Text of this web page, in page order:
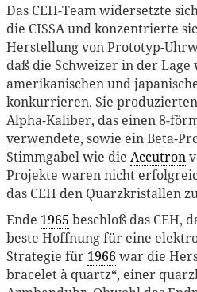
Das CEH-Team widersetzte
die CISSA und konzentrierte
Herstellung von Prototyp-
daß die Schweizer in der
amerikanischen und
konkurrieren. Sie
Alpha-Kaliber, das einen 8-
verwendete, sowie ein Beta-
Stimmgabel wie die Accutron
Projekte waren nicht
das CEH den Quarzkristallen
Ende 1965 beschloß das CEH,
beste Hoffnung für eine
Strategie für 1966 war die
bracelet à quartz“, einer